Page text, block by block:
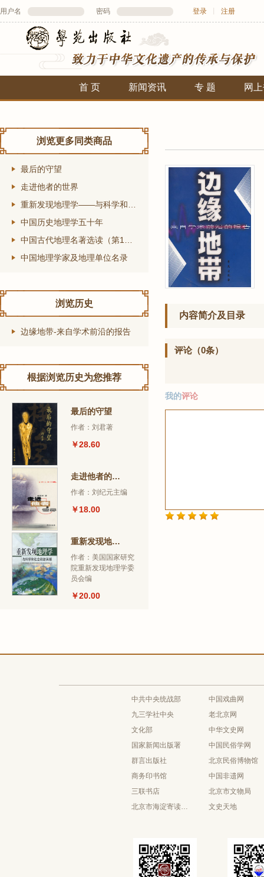
用户名 密码 登录 注册
首 页 新闻资讯 专 题 网
浏览更多同类商品
最后的守望
走进他者的世界
中国历史地理学五十年
中国地理学家及地理单位名录
浏览历史
边缘地带-来自学术前沿的报告
根据浏览历史为您推荐
最后的守望
作者：刘君著
￥28.60
走进他者的世界
作者：刘纪元主编
￥18.00
重新发现地理学——与科学和社会的新关联
作者：美国国家研究
院重新发现地理学委
员会编
￥20.00
内容简介及目录
评论（0条）
我的评论
中共中央统战部
九三学社中央
文化部
国家新闻出版署
群言出版社
商务印书馆
三联书店
北京市海淀寄读学校
中国戏曲网
老北京网
中华文史网
中国民俗学网
北京民俗博物馆
中国非遗网
北京市文物局
文史天地